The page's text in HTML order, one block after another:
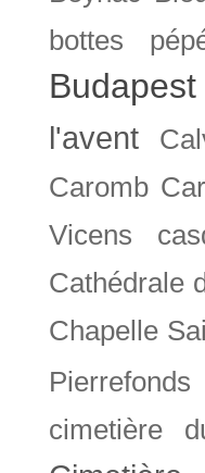
bottes
Budapest
l'avent
Caromb
Vicens
Cathédrale
Chapelle
Pierrefonds
cimetière